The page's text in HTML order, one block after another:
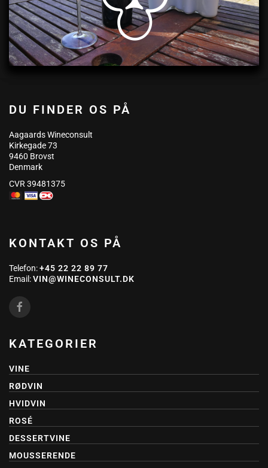
DU FINDER OS PÅ
Aagaards Wineconsult
Kirkegade 73
9460 Brovst
Denmark
CVR 39481375
KONTAKT OS PÅ
Telefon:+45 22 22 89 77
Email:VIN@WINECONSULT.DK
KATEGORIER
VINE
RØDVIN
HVIDVIN
ROSÉ
DESSERTVINE
MOUSSERENDE